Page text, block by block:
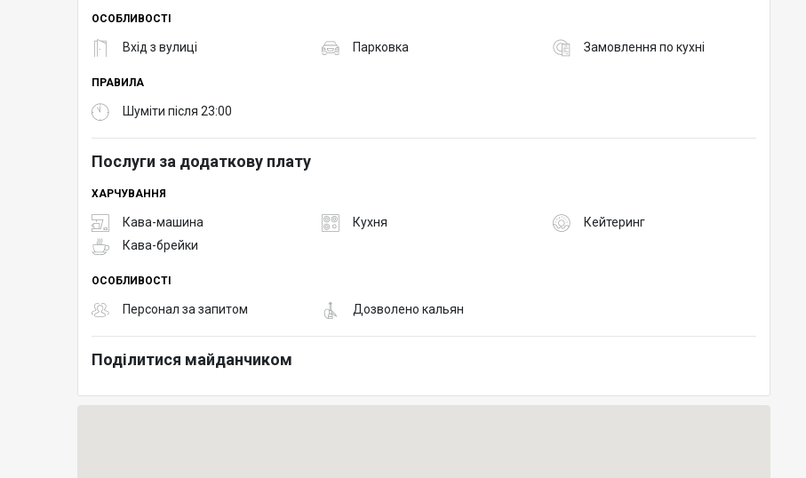
ОСОБЛИВОСТІ
Вхід з вулиці Парковка Замовлення по кухні
ПРАВИЛА
Шуміти після 23:00
Послуги за додаткову плату
ХАРЧУВАННЯ
Кава-машина Кухня
Кейтеринг
Кава-брейки
ОСОБЛИВОСТІ
Персонал за запитом Дозволено кальян
Поділитися майданчиком